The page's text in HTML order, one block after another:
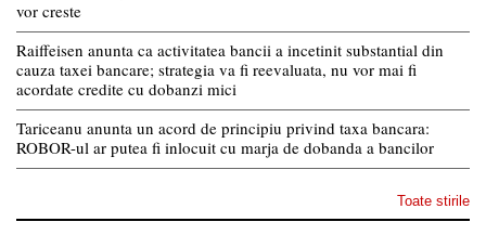
vor creste
Raiffeisen anunta ca activitatea bancii a incetinit substantial din
cauza taxei bancare; strategia va fi reevaluata, nu vor mai fi
acordate credite cu dobanzi mici
Tariceanu anunta un acord de principiu privind taxa bancara:
ROBOR-ul ar putea fi inlocuit cu marja de dobanda a bancilor
Toate stirile